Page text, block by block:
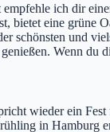
empfehle ich dir
bietet eine grüne
schönsten und
Wenn du
wieder ein
in Hamburg